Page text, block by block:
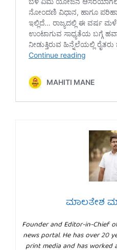
ಮಾಲತೇಶ
Founder and Editor-in-Chief
news portal. He has over 20
print media and has worked